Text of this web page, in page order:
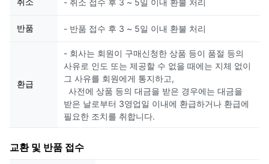
- 취소 접수 후 3 ~ 5일 이내 환불 처리
반품 - 반품 접수 후 3 ~ 5일 이내 환불 처리
환급
- 회사는 회원이 구매신청한 상품 등이 품절 등의
사유로 인도 또는 제공할 수 없을 때에는 지체 없이
그 사유를 회원에게 통지하고,
사전에 상품 등의 대금을 받은 경우에는 대금을
받은 날로부터 3영업일 이내에 환급하거나 환급에
필요한 조치를 취합니다.
교환 및 반품 접수